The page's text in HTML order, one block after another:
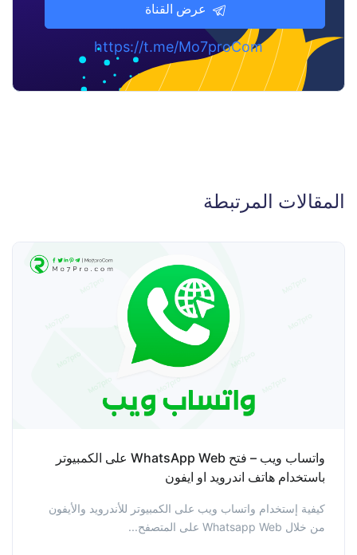
عرض القناة
https://t.me/Mo7proCom
المقالات المرتبطة
واتساب ويب – فتح WhatsApp Web على الكمبيوتر
باستخدام هاتف اندرويد او ايفون
كيفية إستخدام واتساب ويب على الكمبيوتر للأندرويد والأيفون
من خلال Whatsapp Web على المتصفح...